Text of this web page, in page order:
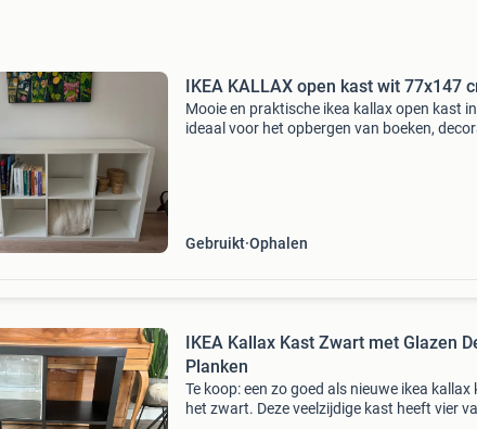
IKEA KALLAX open kast wit 77x147
Mooie en praktische ikea kallax open kast
ideaal voor het opbergen van boeken,
Gebruikt Ophalen
IKEA Kallax Kast Zwart met Glazen
Planken
Te koop: een zo goed als nieuwe ikea kallax
het zwart. Deze veelzijdige kast heeft vier